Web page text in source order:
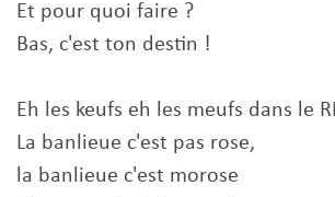
Et pour quoi faire ?
Bas, c'est ton destin !
Eh les keufs eh les meufs dans le
La banlieue c'est pas rose,
la banlieue c'est morose